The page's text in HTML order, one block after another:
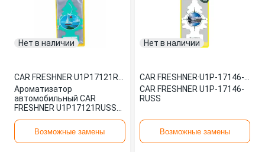
Нет в наличии
CAR FRESHNER·
Ароматизатор
автомобильный CAR
FRESHNER U1P17121RUSS
Возможные замены
Нет в наличии
CAR FRESHNER·
CAR FRESHNER U1P-17146-
RUSS
Возможные замены